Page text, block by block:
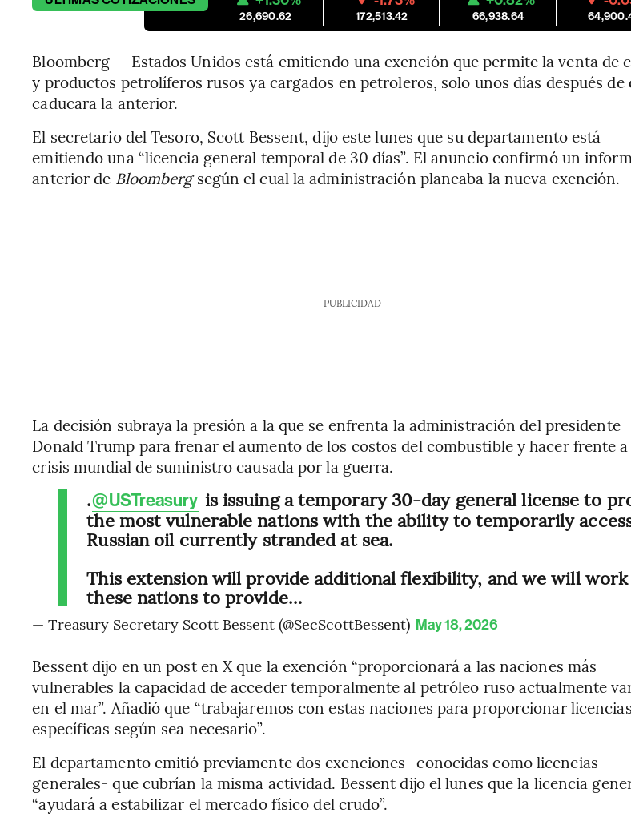
26,690.62 172,513.42 66,938.64
Bloomberg — Estados Unidos está emitiendo una exención que permite la venta de
y productos petrolíferos rusos ya cargados en petroleros, solo unos días después de
caducara la anterior.
El secretario del Tesoro, Scott Bessent, dijo este lunes que su departamento está
emitiendo una “licencia general temporal de 30 días”. El anuncio confirmó un
anterior de Bloombergsegún el cual la administración planeaba la nueva exención.
PUBLICIDAD
La decisión subraya la presión a la que se enfrenta la administración del presidente
Donald Trump para frenar el aumento de los costos del combustible y hacer frente a
crisis mundial de suministro causada por la guerra.
.@USTreasury is issuing a temporary 30-day general license to
the most vulnerable nations with the ability to temporarily
Russian oil currently stranded at sea.
This extension will provide additional flexibility, and we will
these nations to provide…
— Treasury Secretary Scott Bessent (@SecScottBessent) May 18, 2026
Bessent dijo en un post en X que la exención “proporcionará a las naciones más
vulnerables la capacidad de acceder temporalmente al petróleo ruso actualmente
en el mar”. Añadió que “trabajaremos con estas naciones para proporcionar licencias
específicas según sea necesario”.
El departamento emitió previamente dos exenciones -conocidas como licencias
generales- que cubrían la misma actividad. Bessent dijo el lunes que la licencia
“ayudará a estabilizar el mercado físico del crudo”.